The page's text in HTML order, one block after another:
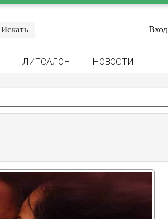
Вход
ЛИТСАЛОН НОВОСТИ